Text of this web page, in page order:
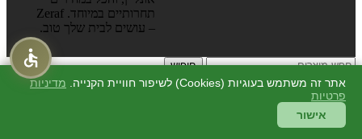
תחרותיים במיוחד. Zeraf
– עושים לבית שלך טוב.
חיפוש
התחילו להקליד כדי לראות מוצרים שאתם מחפשים.
סגור
אתר זה משתמש בעוגיות (Cookies) לשיפור חוויית הקנייה.
מדיניות
פרטיות
אישור